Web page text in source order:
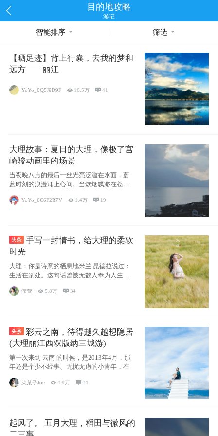
目的地攻略
游记
智能排序 筛选
【晒足迹】背上行囊，去我的梦和
远方——丽江
YoYo_0Q5J9D9F  10.5万 41
大理故事：夏日的大理，像极了宫
崎骏动画里的场景
当夜晚八点的最后一丝光亮泛滥在水面，蔚
蓝时刻的浪漫涌上心间。当炊烟飘渺在苍山
YoYo_6C6P2R7V  1.4万  19
手写一封情书，给大理的柔软
时光
大理：你是诗意的栖息地米兰 昆德拉说过：
生活在别处。这句话曾被无数人奉为人生信
条，并
滢萱 5.8万 34
彩云之南，待得越久越想隐居
(大理丽江西双版纳三城游)
第一次来到 云南 的时候，是2013年4月，那
年还是个少不经事、无忧无虑的小青年，在
菜菜子Joe 4.9万  31
起风了。 五月大理，稻田与微风的